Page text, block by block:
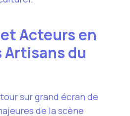
Acteurs en
Artisans du
sur grand écran de
de la scène